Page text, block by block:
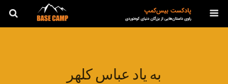
به یاد عباس کلهر